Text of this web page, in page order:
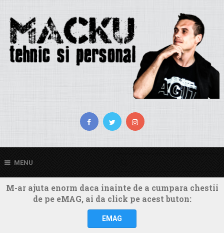
MENU
M-ar ajuta enorm daca inainte de a cumpara chestii
de pe eMAG, ai da click pe acest buton:
EMAG